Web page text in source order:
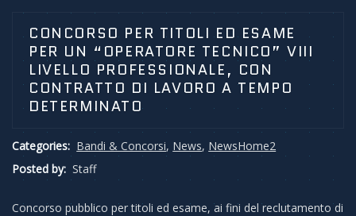
CONCORSO PER TITOLI ED ESAME
PER UN “OPERATORE TECNICO” VIII
LIVELLO PROFESSIONALE, CON
CONTRATTO DI LAVORO A TEMPO
DETERMINATO
Categories: Bandi & Concorsi, News, NewsHome2
Posted by: Staff
Concorso pubblico per titoli ed esame, ai fini del reclutamento di